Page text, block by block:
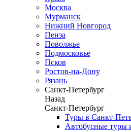
Москва
Мурманск
Нижний Новгород
Пенза
Поволжье
Подмосковье
Псков
Ростов-на-Дону
Рязань
Санкт-Петербург
Назад
Санкт-Петербург
Туры в Санкт-
Автобусные туры